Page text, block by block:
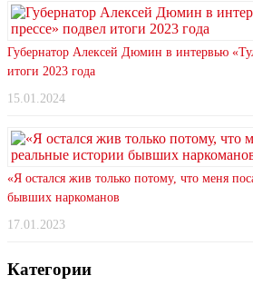
Губернатор Алексей Дюмин в интервью
итоги 2023 года
15.01.2024
«Я остался жив только потому, что меня
бывших наркоманов
17.01.2023
Категории